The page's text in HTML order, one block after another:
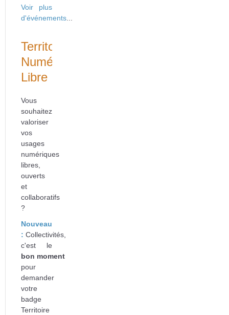
Voir plus
d'événements
Territoire
Numérique
Libre
Vous
souhaitez
valoriser
vos
usages
numériques
libres,
ouverts
et
collaboratifs
?
Nouveau
: Collectivités,
c'est le
bon moment
pour
demander
votre
badge
Territoire